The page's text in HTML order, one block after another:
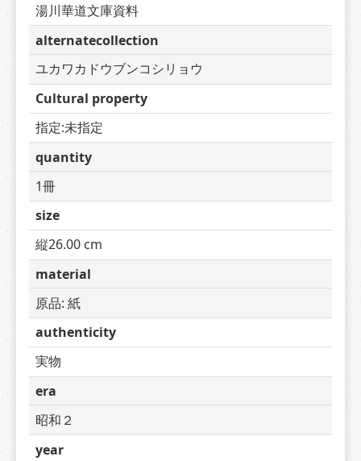
湯川華道文庫資料
alternatecollection
ユカワカドウブンコシリョウ
Cultural property
指定:未指定
quantity
1冊
size
縦26.00 cm
material
原品: 紙
authenticity
実物
era
昭和２
year